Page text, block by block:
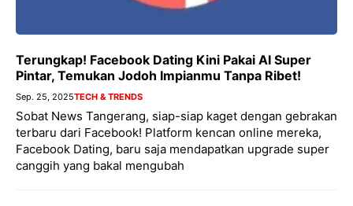
Terungkap! Facebook Dating Kini Pakai AI Super
Pintar, Temukan Jodoh Impianmu Tanpa Ribet!
Sep. 25, 2025TECH & TRENDS
Sobat News Tangerang, siap-siap kaget dengan gebrakan
terbaru dari Facebook! Platform kencan online mereka,
Facebook Dating, baru saja mendapatkan upgrade super
canggih yang bakal mengubah